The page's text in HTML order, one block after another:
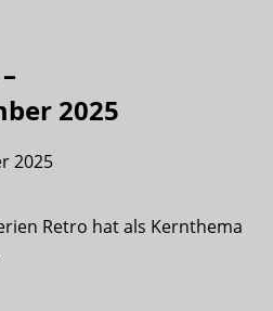
2025
2025
Retro hat als Kernthema